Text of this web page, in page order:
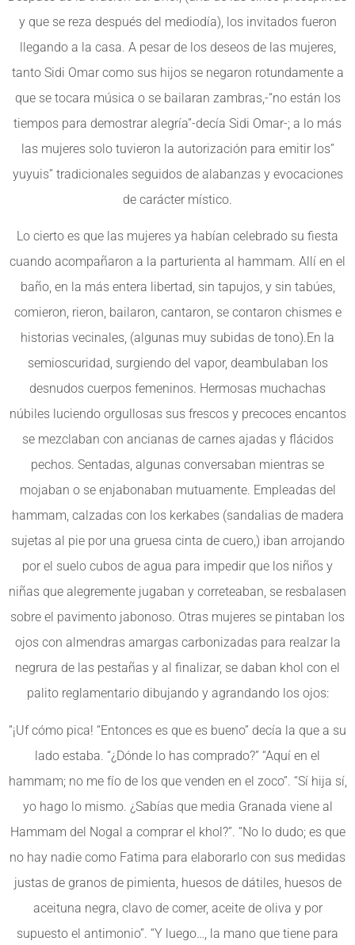
y que se reza después del mediodía), los invitados fueron
llegando a la casa. A pesar de los deseos de las mujeres,
tanto Sidi Omar como sus hijos se negaron rotundamente a
que se tocara música o se bailaran zambras,-“no están los
tiempos para demostrar alegría”-decía Sidi Omar-; a lo más
las mujeres solo tuvieron la autorización para emitir los”
yuyuis” tradicionales seguidos de alabanzas y evocaciones
de carácter místico.
Lo cierto es que las mujeres ya habían celebrado su fiesta
cuando acompañaron a la parturienta al hammam. Allí en el
baño, en la más entera libertad, sin tapujos, y sin tabúes,
comieron, rieron, bailaron, cantaron, se contaron chismes e
historias vecinales, (algunas muy subidas de tono).En la
semioscuridad, surgiendo del vapor, deambulaban los
desnudos cuerpos femeninos. Hermosas muchachas
núbiles luciendo orgullosas sus frescos y precoces encantos
se mezclaban con ancianas de carnes ajadas y flácidos
pechos. Sentadas, algunas conversaban mientras se
mojaban o se enjabonaban mutuamente. Empleadas del
hammam, calzadas con los kerkabes (sandalias de madera
sujetas al pie por una gruesa cinta de cuero,) iban arrojando
por el suelo cubos de agua para impedir que los niños y
niñas que alegremente jugaban y correteaban, se resbalasen
sobre el pavimento jabonoso. Otras mujeres se pintaban los
ojos con almendras amargas carbonizadas para realzar la
negrura de las pestañas y al finalizar, se daban khol con el
palito reglamentario dibujando y agrandando los ojos:
“¡Uf cómo pica! “Entonces es que es bueno” decía la que a su
lado estaba. “¿Dónde lo has comprado?” “Aquí en el
hammam; no me fío de los que venden en el zoco”. “Sí hija sí,
yo hago lo mismo. ¿Sabías que media Granada viene al
Hammam del Nogal a comprar el khol?”. “No lo dudo; es que
no hay nadie como Fatima para elaborarlo con sus medidas
justas de granos de pimienta, huesos de dátiles, huesos de
aceituna negra, clavo de comer, aceite de oliva y por
supuesto el antimonio”. “Y luego…, la mano que tiene para